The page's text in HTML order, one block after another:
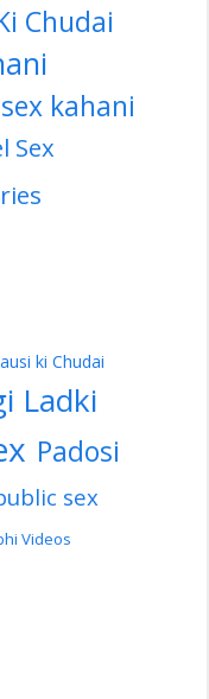
Chudai
kahani
Sex
ki Chudai
Ladki
Padosi
sex
Videos